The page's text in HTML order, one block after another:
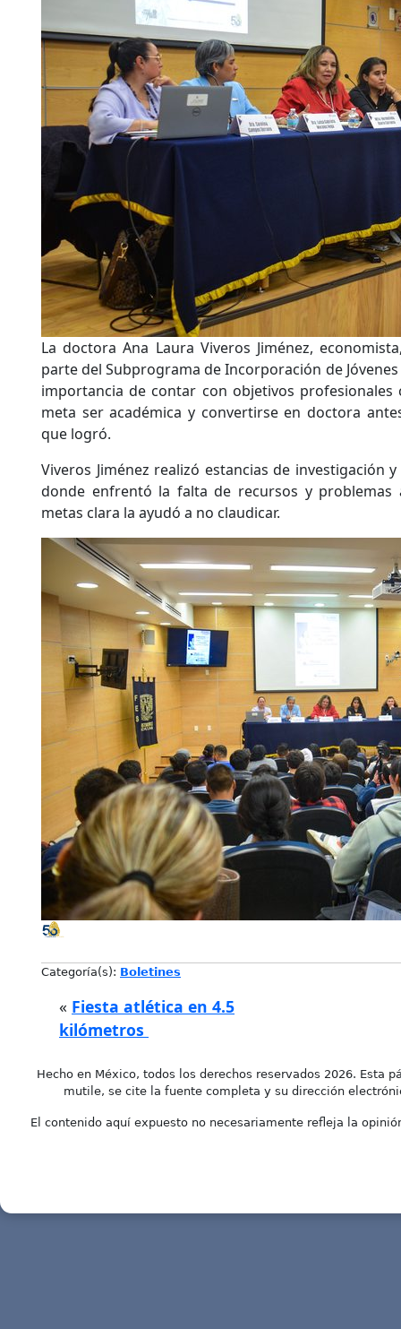
La doctora Ana Laura Viveros Jiménez,
parte del Subprograma de Incorporación de Jóvenes
importancia de contar con objetivos profesionales
meta ser académica y convertirse en doctora
que logró.
Viveros Jiménez realizó estancias de investigación
donde enfrentó la falta de recursos y problemas
metas clara la ayudó a no claudicar.
Categoría(s): Boletines
« Fiesta atlética en 4.5
kilómetros
Hecho en México, todos los derechos reservados 2026. Esta
mutile, se cite la fuente completa y su dirección
El contenido aquí expuesto no necesariamente refleja la